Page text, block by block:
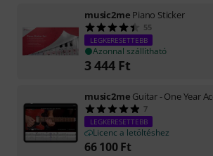
music2me Piano Sticker
55
LEGKERESETTEBB
Azonnal szállítható
3 444 Ft
music2me Guitar - One Year
7
LEGKERESETTEBB
Licenc a letöltéshez
66 100 Ft